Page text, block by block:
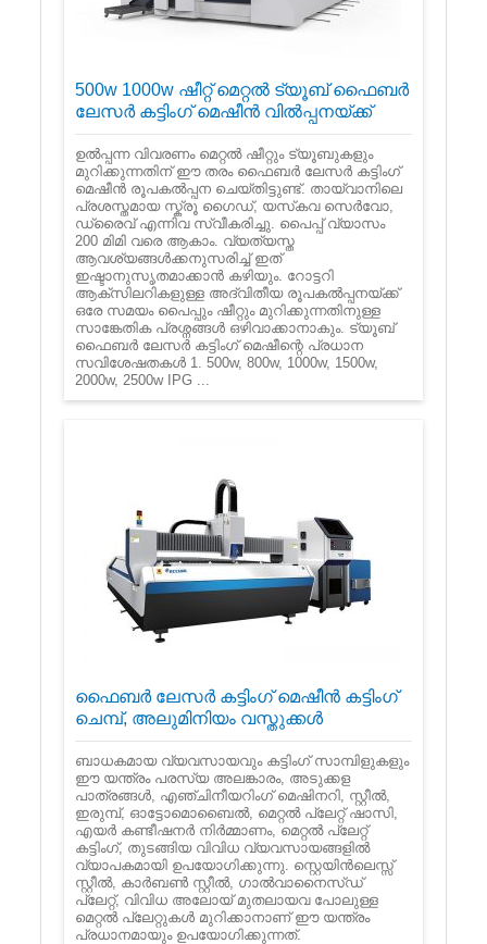
500w 1000w ഷീറ്റ് മെറ്റൽ ട്യൂബ് ഫൈബർ
ലേസർ കട്ടിംഗ് മെഷീൻ വിൽപ്പനയ്ക്ക്
ഉൽപ്പന്ന വിവരണം മെറ്റൽ ഷീറ്റും ട്യൂബുകളും
മുറിക്കുന്നതിന് ഈ തരം ഫൈബർ ലേസർ കട്ടിംഗ്
മെഷീൻ രൂപകൽപ്പന ചെയ്തിട്ടുണ്ട്. തായ്‌വാനിലെ
പ്രശസ്തമായ സ്ക്രൂ ഗൈഡ്, യസ്‌കവ സെർവോ,
ഡ്രൈവ് എന്നിവ സ്വീകരിച്ചു. പൈപ്പ് വ്യാസം
200 മിമി വരെ ആകാം. വ്യത്യസ്ത
ആവശ്യങ്ങൾക്കനുസരിച്ച് ഇത്
ഇഷ്ടാനുസൃതമാക്കാൻ കഴിയും. റോട്ടറി
ആക്സിലറികളുള്ള അദ്വിതീയ രൂപകൽപ്പനയ്ക്ക്
ഒരേ സമയം പൈപ്പും ഷീറ്റും മുറിക്കുന്നതിനുള്ള
സാങ്കേതിക പ്രശ്നങ്ങൾ ഒഴിവാക്കാനാകും. ട്യൂബ്
ഫൈബർ ലേസർ കട്ടിംഗ് മെഷീന്റെ പ്രധാന
സവിശേഷതകൾ 1. 500w, 800w, 1000w, 1500w,
2000w, 2500w IPG ...
ഫൈബർ ലേസർ കട്ടിംഗ് മെഷീൻ കട്ടിംഗ്
ചെമ്പ്, അലുമിനിയം വസ്തുക്കൾ
ബാധകമായ വ്യവസായവും കട്ടിംഗ് സാമ്പിളുകളും
ഈ യന്ത്രം പരസ്യ അലങ്കാരം, അടുക്കള
പാത്രങ്ങൾ, എഞ്ചിനീയറിംഗ് മെഷിനറി, സ്റ്റീൽ,
ഇരുമ്പ്, ഓട്ടോമൊബൈൽ, മെറ്റൽ പ്ലേറ്റ് ഷാസി,
എയർ കണ്ടീഷനർ നിർമ്മാണം, മെറ്റൽ പ്ലേറ്റ്
കട്ടിംഗ്, തുടങ്ങിയ വിവിധ വ്യവസായങ്ങളിൽ
വ്യാപകമായി ഉപയോഗിക്കുന്നു. സ്റ്റെയിൻലെസ്സ്
സ്റ്റീൽ, കാർബൺ സ്റ്റീൽ, ഗാൽവാനൈസ്ഡ്
പ്ലേറ്റ്, വിവിധ അലോയ് മുതലായവ പോലുള്ള
മെറ്റൽ പ്ലേറ്റുകൾ മുറിക്കാനാണ് ഈ യന്ത്രം
പ്രധാനമായും ഉപയോഗിക്കുന്നത്.